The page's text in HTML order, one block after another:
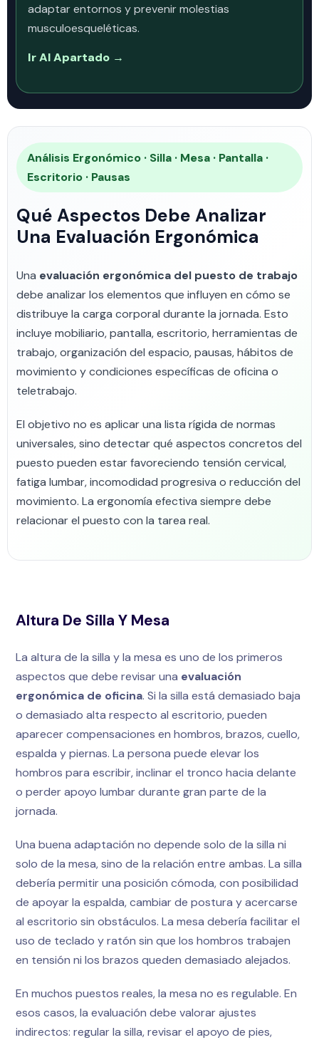
adaptar entornos y prevenir molestias
musculoesqueléticas.
Ir Al Apartado →
Análisis Ergonómico · Silla · Mesa · Pantalla ·
Escritorio · Pausas
Qué Aspectos Debe Analizar
Una Evaluación Ergonómica
Una evaluación ergonómica del puesto de trabajo
debe analizar los elementos que influyen en cómo se
distribuye la carga corporal durante la jornada. Esto
incluye mobiliario, pantalla, escritorio, herramientas de
trabajo, organización del espacio, pausas, hábitos de
movimiento y condiciones específicas de oficina o
teletrabajo.
El objetivo no es aplicar una lista rígida de normas
universales, sino detectar qué aspectos concretos del
puesto pueden estar favoreciendo tensión cervical,
fatiga lumbar, incomodidad progresiva o reducción del
movimiento. La ergonomía efectiva siempre debe
relacionar el puesto con la tarea real.
Altura De Silla Y Mesa
La altura de la silla y la mesa es uno de los primeros
aspectos que debe revisar una evaluación
ergonómica de oficina. Si la silla está demasiado baja
o demasiado alta respecto al escritorio, pueden
aparecer compensaciones en hombros, brazos, cuello,
espalda y piernas. La persona puede elevar los
hombros para escribir, inclinar el tronco hacia delante
o perder apoyo lumbar durante gran parte de la
jornada.
Una buena adaptación no depende solo de la silla ni
solo de la mesa, sino de la relación entre ambas. La silla
debería permitir una posición cómoda, con posibilidad
de apoyar la espalda, cambiar de postura y acercarse
al escritorio sin obstáculos. La mesa debería facilitar el
uso de teclado y ratón sin que los hombros trabajen
en tensión ni los brazos queden demasiado alejados.
En muchos puestos reales, la mesa no es regulable. En
esos casos, la evaluación debe valorar ajustes
indirectos: regular la silla, revisar el apoyo de pies,